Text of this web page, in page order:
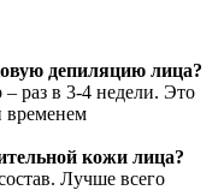
депиляцию лица?
раз в 3-4 недели. Это
временем
кожи лица?
Лучше всего